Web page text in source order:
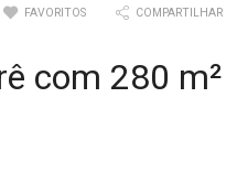
FAVORITOS COMPARTILHAR
com 280 m²